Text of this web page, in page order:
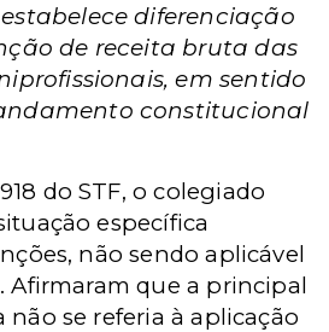
diferenciação
de receita bruta das
em sentido
constitucional
do STF, o colegiado
específica
não sendo aplicável
Afirmaram que a principal
se referia à aplicação